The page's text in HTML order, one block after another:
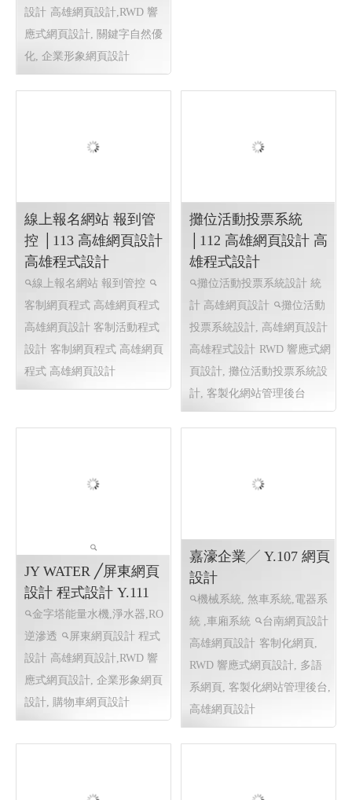
嘉瑋工程有限公司 ╱
台南網頁設計 高雄網
檢修 ‧監控 ·弱電通信系統設
程 ·水電衛浴工程,建築物公
共安全申報
高雄網頁設
計,RWD 響應式網頁設計, 關
鍵字自然優化, 企業形象網頁
設計 高雄網頁設計,RWD 響
應式網頁設計, 關鍵字自然優
化, 企業形象網頁設計
稅服務,共同物分割繼承
務,共同物分割繼承 RWD 響
應式網頁設計, 客製化網站管
理後台 ,
高雄程式設計
線上報名網站 報到管控
客制網頁程式 高雄網頁程式
高雄網頁設計 客制活動程式
設計 客制網頁程式 高雄網頁
程式 高雄網頁設計
雄程式設計
攤位活動投票系統設計 統
計 高雄網頁設計
攤位活動
投票系統設計, 高雄網頁設計
高雄程式設計
RWD 響應式網
頁設計, 攤位活動投票系統設
計, 客製化網站管理後台